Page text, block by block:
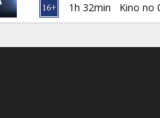
1h 32min Kino no